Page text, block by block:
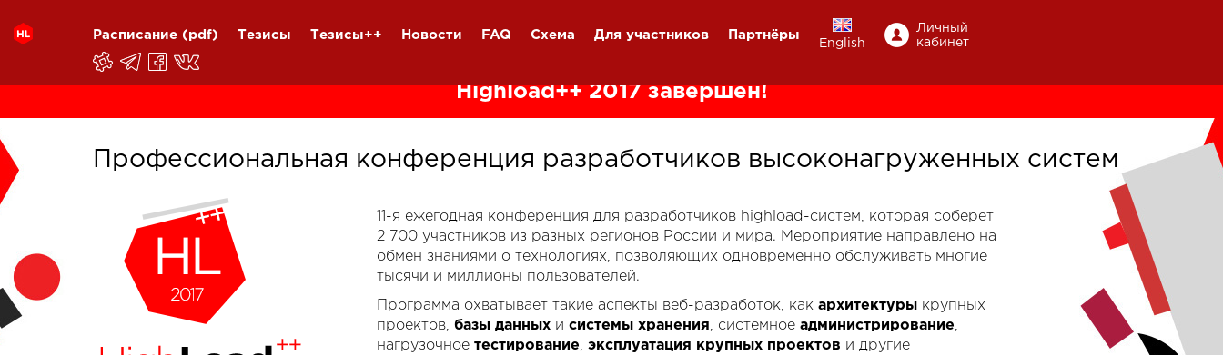
Расписание (pdf) Тезисы Тезисы++ Новости FAQ Схема Для участников Партнёры
English
Личный
кабинет
Highload++ 2017 завершён!
Профессиональная конференция разработчиков высоконагруженных систем
11-я ежегодная конференция для разработчиков highload-систем, которая соберет
2 700 участников из разных регионов России и мира. Мероприятие направлено на
обмен знаниями о технологиях, позволяющих одновременно обслуживать многие
тысячи и миллионы пользователей.
Программа охватывает такие аспекты веб-разработок, как архитектуры крупных
проектов, базы данных и системы хранения, системное администрирование,
нагрузочное тестирование, эксплуатация крупных проектов и другие